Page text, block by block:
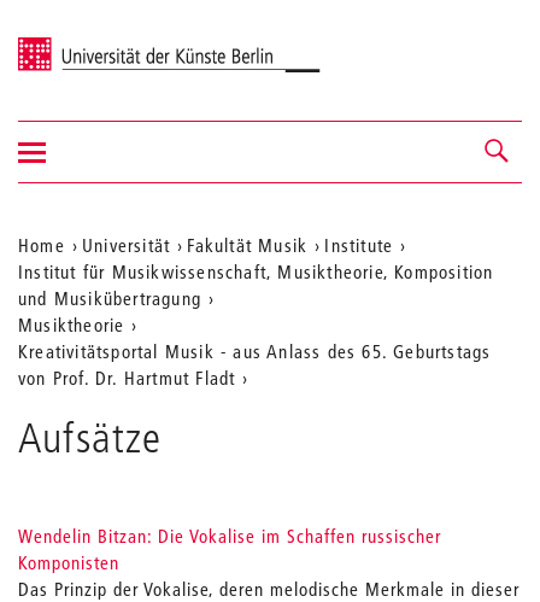
Universität der Künste Berlin
Navigation &
Suche
Navigation
ein-/ausblenden
Aktuelle
Position
auf
der
Home Universität Fakultät Musik
Institute
Institut für Musikwissenschaft, Musiktheorie, Komposition
und Musikübertragung
Musiktheorie
Kreativitätsportal Musik - aus Anlass des 65. Geburtstags
von Prof. Dr. Hartmut Fladt
Aufsätze
Wendelin Bitzan: Die Vokalise im Schaffen russischer
Komponisten
Das Prinzip der Vokalise, deren melodische Merkmale in dieser